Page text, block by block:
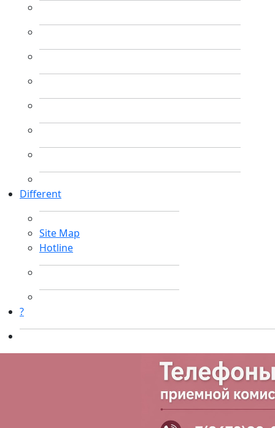
Different
Site Map
Hotline
?